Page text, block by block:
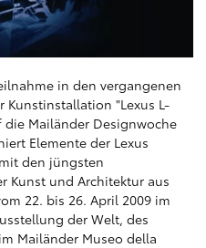
in den vergangenen
Kunstinstallation "Lexus L-
Mailänder Designwoche
Elemente der Lexus
den jüngsten
Kunst und Architektur aus
22. bis 26. April 2009 im
der Welt, des
Mailänder Museo della